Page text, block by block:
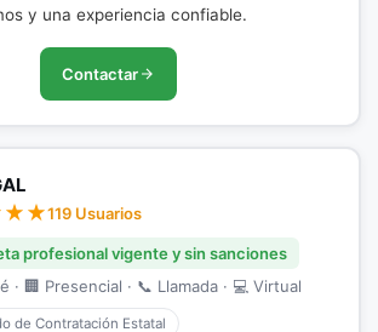
y una experiencia confiable.
Contactar
119 Usuarios
profesional vigente y sin sanciones
· 🏢 Presencial · 📞 Llamada · 💻 Virtual
de Contratación Estatal